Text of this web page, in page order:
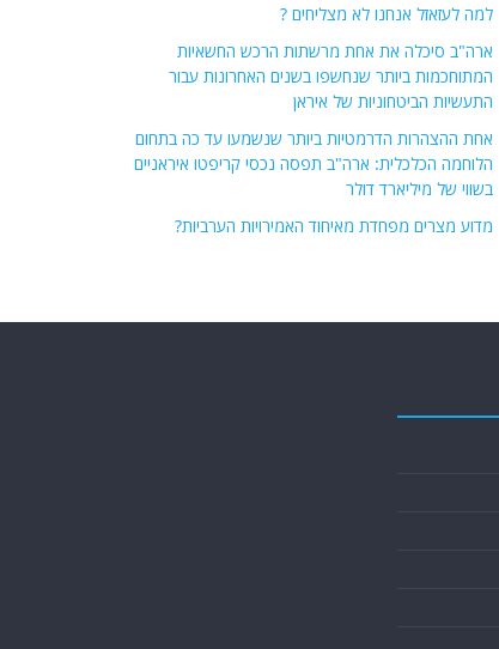
למה לעזאזל אנחנו לא מצליחים ?
ארה"ב סיכלה את אחת מרשתות הרכש החשאיות
המתוחכמות ביותר שנחשפו בשנים האחרונות עבור
התעשיות הביטחוניות של איראן
אחת ההצהרות הדרמטיות ביותר שנשמעו עד כה בתחום
הלוחמה הכלכלית: ארה"ב תפסה נכסי קריפטו איראניים
בשווי של מיליארד דולר
מדוע מצרים מפחדת מאיחוד האמירויות הערביות?